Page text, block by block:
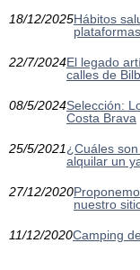
18/12/2025Hábitos
22/7/2024El legado
calles de
08/5/2024Selección:
Costa Brava
25/5/2021¿Cuáles
alquilar un
27/12/2020
nuestro
11/12/2020Camping